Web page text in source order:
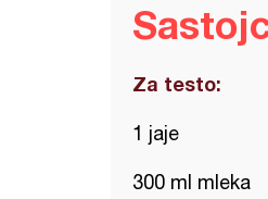
Za testo:
1 jaje
300 ml mleka